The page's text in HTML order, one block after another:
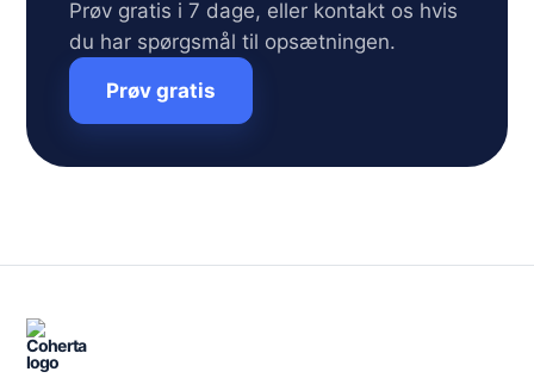
Prøv gratis i 7 dage, eller kontakt os hvis
du har spørgsmål til opsætningen.
Prøv gratis